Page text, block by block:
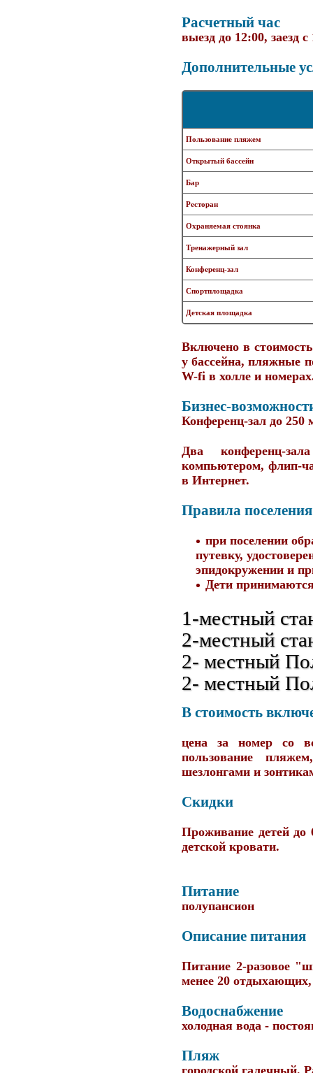
Расчетный час
выезд до 12:00, заезд с
Дополнительные
Пользование пляжем
Открытый бассейн
Бар
Ресторан
Охраняемая стоянка
Тренажерный зал
Конференц-зал
Спортплощадка
Детская площадка
Включено в
у бассейна, пляжные
W-fi в холле и
Бизнес-
Конференц-зал до 250
Два конференц-
компьютером, флип-
в Интернет.
Правила
при поселении
путевку,
эпидокружении и
Дети
1-местный
2-местный
2- местный
2- местный
В стоимость
цена за номер со
пользование
шезлонгами и
Скидки
Проживание детей до
детской кровати.
Питание
полупансион
Описание питания
Питание 2-разовое
менее 20 отдыхающих,
Водоснабжение
холодная вода -
Пляж
городской галечный.